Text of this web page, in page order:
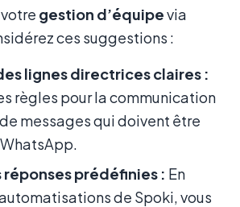
gestion d’équipevia
ces suggestions :
lignes directrices claires :
règles pour la communication
messages qui doivent être
réponses prédéfinies : En
de Spoki, vous